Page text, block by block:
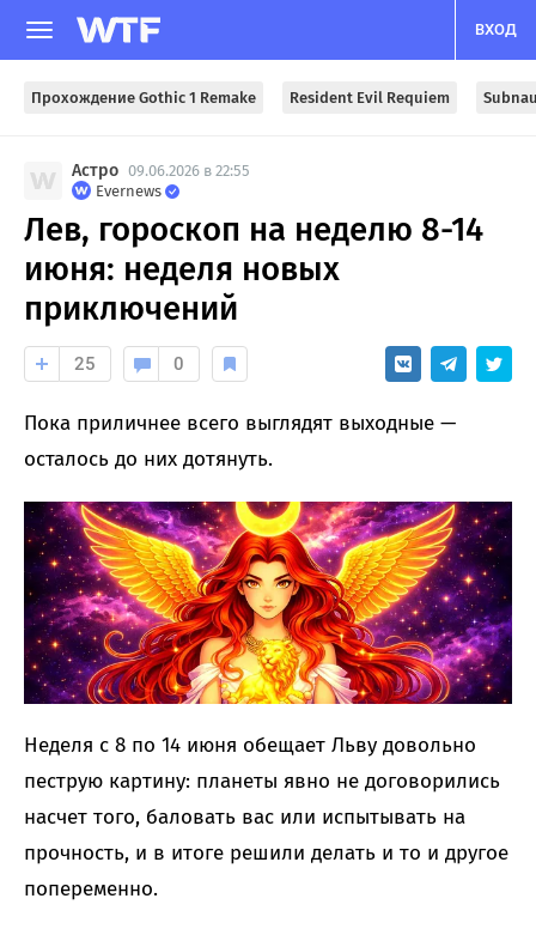
ВХОД
Прохождение Gothic 1 Remake Resident Evil Requiem
Астро 09.06.2026 в 22:55
Evernews
Лев, гороскоп на неделю 8-14
июня: неделя новых
приключений
25 0
Пока приличнее всего выглядят выходные —
осталось до них дотянуть.
Неделя с 8 по 14 июня обещает Льву довольно
пеструю картину: планеты явно не договорились
насчет того, баловать вас или испытывать на
прочность, и в итоге решили делать и то и другое
попеременно.